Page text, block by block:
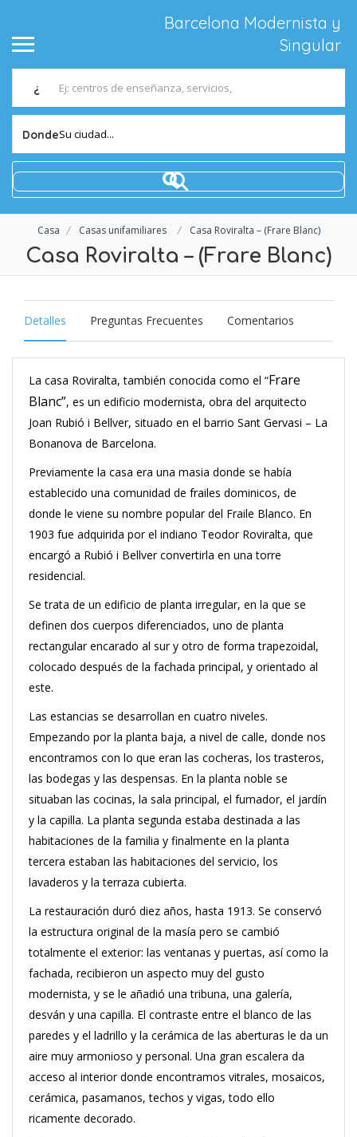
Barcelona Modernista y
Singular
¿
DondeSu ciudad...
Casa Casas unifamiliares Casa Roviralta – (Frare Blanc)
Casa Roviralta – (Frare Blanc)
Detalles Preguntas Frecuentes Comentarios
La casa Roviralta, también conocida como el “Frare
Blanc”, es un edificio modernista, obra del arquitecto
Joan Rubió i Bellver, situado en el barrio Sant Gervasi – La
Bonanova de Barcelona.
Previamente la casa era una masia donde se había
establecido una comunidad de frailes dominicos, de
donde le viene su nombre popular del Fraile Blanco. En
1903 fue adquirida por el indiano Teodor Roviralta, que
encargó a Rubió i Bellver convertirla en una torre
residencial.
Se trata de un edificio de planta irregular, en la que se
definen dos cuerpos diferenciados, uno de planta
rectangular encarado al sur y otro de forma trapezoidal,
colocado después de la fachada principal, y orientado al
este.
Las estancias se desarrollan en cuatro niveles.
Empezando por la planta baja, a nivel de calle, donde nos
encontramos con lo que eran las cocheras, los trasteros,
las bodegas y las despensas. En la planta noble se
situaban las cocinas, la sala principal, el fumador, el jardín
y la capilla. La planta segunda estaba destinada a las
habitaciones de la familia y finalmente en la planta
tercera estaban las habitaciones del servicio, los
lavaderos y la terraza cubierta.
La restauración duró diez años, hasta 1913. Se conservó
la estructura original de la masía pero se cambió
totalmente el exterior: las ventanas y puertas, así como la
fachada, recibieron un aspecto muy del gusto
modernista, y se le añadió una tribuna, una galería,
desván y una capilla. El contraste entre el blanco de las
paredes y el ladrillo y la cerámica de las aberturas le da un
aire muy armonioso y personal. Una gran escalera da
acceso al interior donde encontramos vitrales, mosaicos,
cerámica, pasamanos, techos y vigas, todo ello
ricamente decorado.